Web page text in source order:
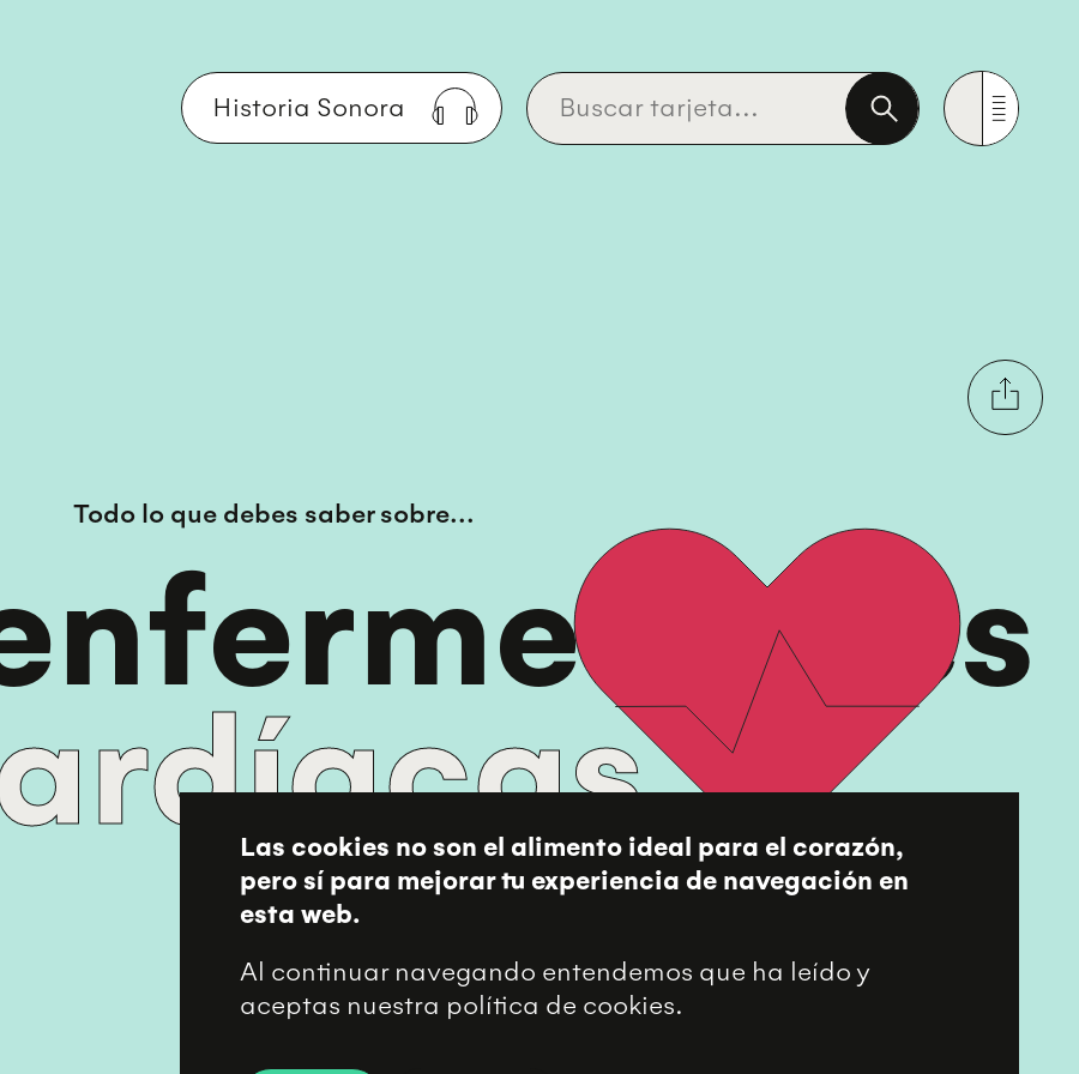
Historia Sonora
Todo lo que debes saber sobre...
Las cookies no son el alimento ideal para el corazón,
pero sí para mejorar tu experiencia de navegación en
esta web.
Al continuar navegando entendemos que ha leído y
aceptas nuestra política de cookies.